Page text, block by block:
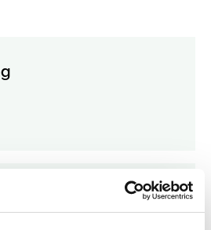
arter (CITES)